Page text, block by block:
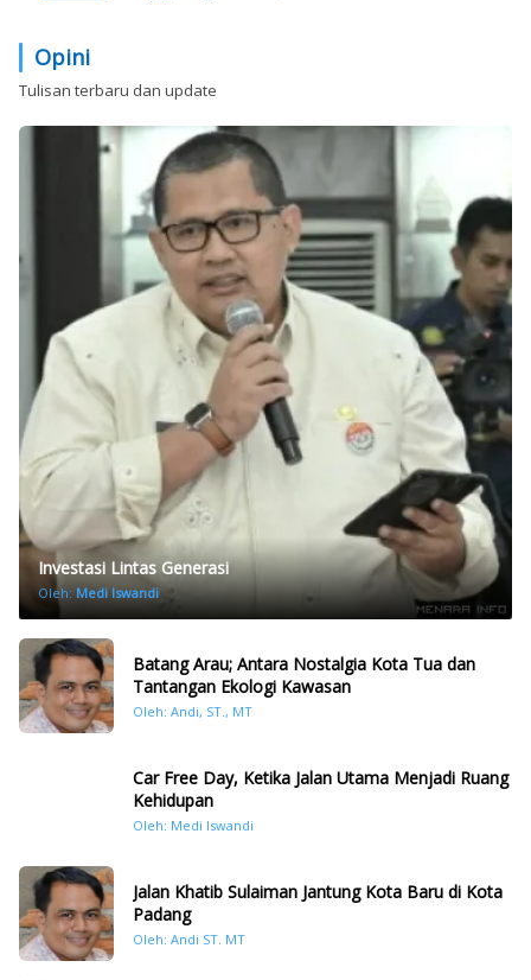
Opini
Tulisan terbaru dan update
Investasi Lintas Generasi
Oleh: Medi Iswandi
Batang Arau; Antara Nostalgia Kota Tua dan
Tantangan Ekologi Kawasan
Oleh: Andi, ST., MT
Car Free Day, Ketika Jalan Utama Menjadi Ruang
Kehidupan
Oleh: Medi Iswandi
Jalan Khatib Sulaiman Jantung Kota Baru di Kota
Padang
Oleh: Andi ST. MT